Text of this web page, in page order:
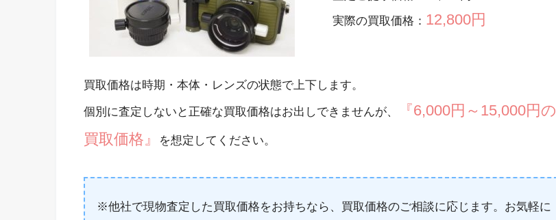
実際の買取価格： 12,800円
買取価格は時期・本体・レンズの状態で上下します。
個別に査定しないと正確な買取価格はお出しできませんが、
『6,000円～15,000円の
買取価格』
を想定してください。
※他社で現物査定した買取価格をお持ちなら、買取価格のご相談に応じます。お気軽に